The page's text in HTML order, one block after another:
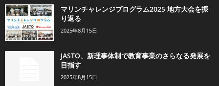
マリンチャレンジプログラム2025 地方大会を振
り返る
2025年8月15日
JASTO、新理事体制で教育事業のさらなる発展を
目指す
2025年8月15日